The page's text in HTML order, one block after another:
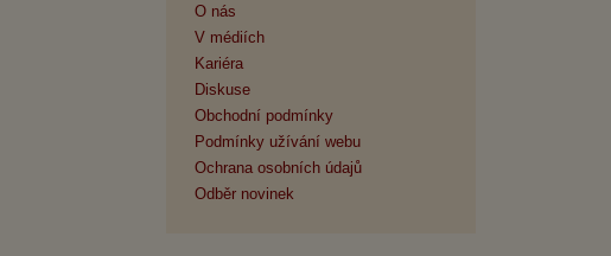
O nás
V médiích
Kariéra
Diskuse
Obchodní podmínky
Podmínky užívání webu
Ochrana osobních údajů
Odběr novinek